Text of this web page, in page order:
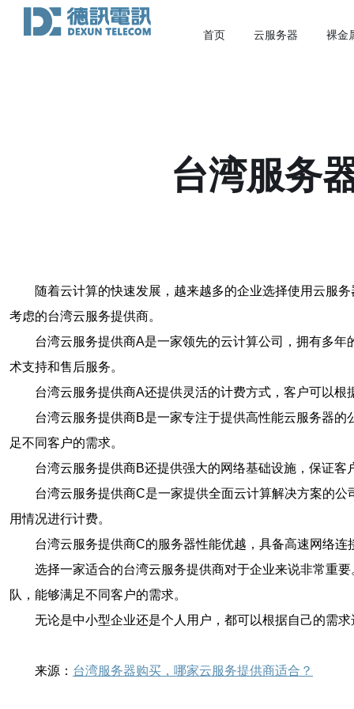
首页 云服务器 裸金
台湾服务
随着云计算的快速发展，越来越多的企业选择使用云服
考虑的台湾云服务提供商。
台湾云服务提供商A是一家领先的云计算公司，拥有多
术支持和售后服务。
台湾云服务提供商A还提供灵活的计费方式，客户可以
台湾云服务提供商B是一家专注于提供高性能云服务器
足不同客户的需求。
台湾云服务提供商B还提供强大的网络基础设施，保证
台湾云服务提供商C是一家提供全面云计算解决方案的
用情况进行计费。
台湾云服务提供商C的服务器性能优越，具备高速网络
选择一家适合的台湾云服务提供商对于企业来说非常重
队，能够满足不同客户的需求。
无论是中小型企业还是个人用户，都可以根据自己的需
来源： 台湾服务器购买，哪家云服务提供商适合？